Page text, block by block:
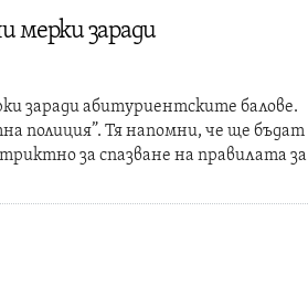
мерки заради
заради абитуриентските балове.
полиция”. Тя напомни, че ще бъдат
за спазване на правилата за